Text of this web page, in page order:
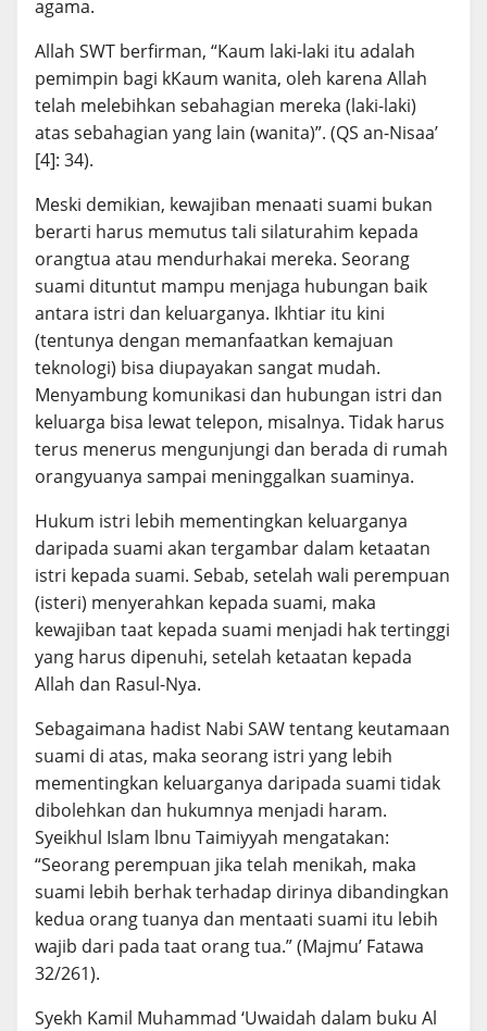
agama.
Allah SWT berfirman, “Kaum laki-laki itu adalah
pemimpin bagi kKaum wanita, oleh karena Allah
telah melebihkan sebahagian mereka (laki-laki)
atas sebahagian yang lain (wanita)”. (QS an-Nisaa’
[4]: 34).
Meski demikian, kewajiban menaati suami bukan
berarti harus memutus tali silaturahim kepada
orangtua atau mendurhakai mereka. Seorang
suami dituntut mampu menjaga hubungan baik
antara istri dan keluarganya. Ikhtiar itu kini
(tentunya dengan memanfaatkan kemajuan
teknologi) bisa diupayakan sangat mudah.
Menyambung komunikasi dan hubungan istri dan
keluarga bisa lewat telepon, misalnya. Tidak harus
terus menerus mengunjungi dan berada di rumah
orangyuanya sampai meninggalkan suaminya.
Hukum istri lebih mementingkan keluarganya
daripada suami akan tergambar dalam ketaatan
istri kepada suami. Sebab, setelah wali perempuan
(isteri) menyerahkan kepada suami, maka
kewajiban taat kepada suami menjadi hak tertinggi
yang harus dipenuhi, setelah ketaatan kepada
Allah dan Rasul-Nya.
Sebagaimana hadist Nabi SAW tentang keutamaan
suami di atas, maka seorang istri yang lebih
mementingkan keluarganya daripada suami tidak
dibolehkan dan hukumnya menjadi haram.
Syeikhul Islam lbnu Taimiyyah mengatakan:
“Seorang perempuan jika telah menikah, maka
suami lebih berhak terhadap dirinya dibandingkan
kedua orang tuanya dan mentaati suami itu lebih
wajib dari pada taat orang tua.” (Majmu’ Fatawa
32/261).
Syekh Kamil Muhammad ‘Uwaidah dalam buku Al